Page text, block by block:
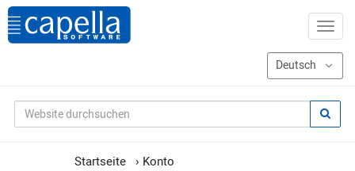
Startseite › Konto